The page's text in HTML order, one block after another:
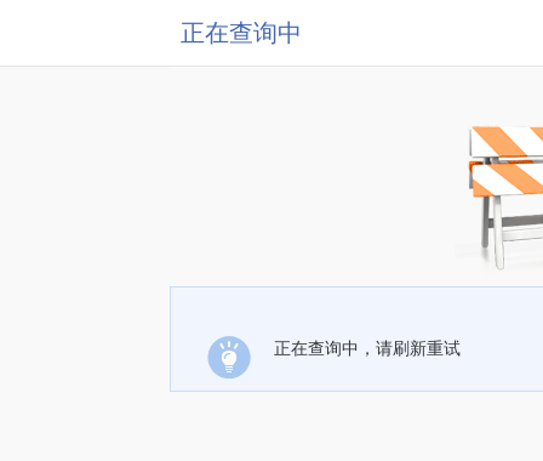
正在查询中
正在查询中，请刷新重试